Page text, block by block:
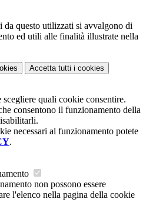
da questo utilizzati si avvalgono di
ed utili alle finalità illustrate nella
Accetta tutti i cookies
scegliere quali cookie consentire.
consentono il funzionamento della
necessari al funzionamento potete
.
non possono essere
l'elenco nella pagina della cookie